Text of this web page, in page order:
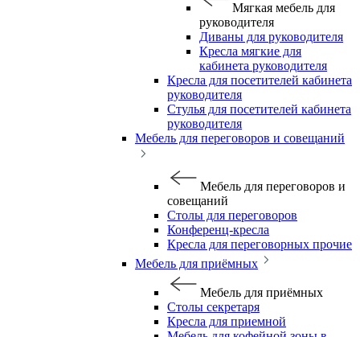
Мягкая мебель для
руководителя
Диваны для руководителя
Кресла мягкие для
кабинета руководителя
Кресла для посетителей кабинета
руководителя
Стулья для посетителей кабинета
руководителя
Мебель для переговоров и совещаний
Мебель для переговоров и
совещаний
Столы для переговоров
Конференц-кресла
Кресла для переговорных прочие
Мебель для приёмных
Мебель для приёмных
Столы секретаря
Кресла для приемной